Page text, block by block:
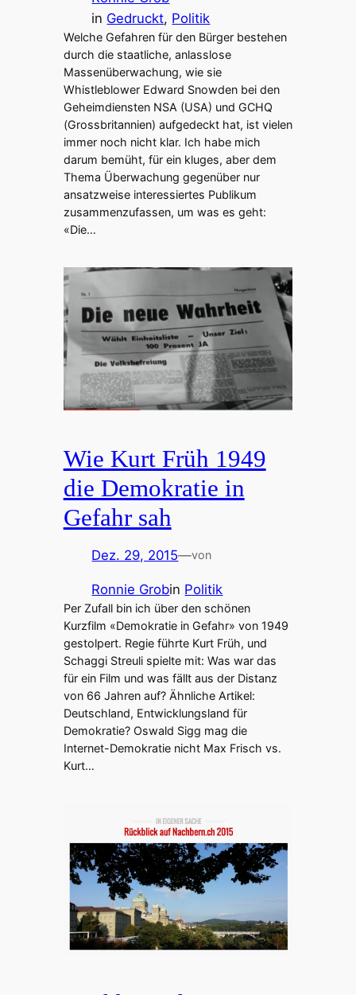
in Gedruckt, Politik
Welche Gefahren für den Bürger bestehen
durch die staatliche, anlasslose
Massenüberwachung, wie sie
Whistleblower Edward Snowden bei den
Geheimdiensten NSA (USA) und GCHQ
(Grossbritannien) aufgedeckt hat, ist vielen
immer noch nicht klar. Ich habe mich
darum bemüht, für ein kluges, aber dem
Thema Überwachung gegenüber nur
ansatzweise interessiertes Publikum
zusammenzufassen, um was es geht:
«Die…
Wie Kurt Früh 1949
die Demokratie in
Gefahr sah
Dez. 29, 2015—von
Ronnie Grobin Politik
Per Zufall bin ich über den schönen
Kurzfilm «Demokratie in Gefahr» von 1949
gestolpert. Regie führte Kurt Früh, und
Schaggi Streuli spielte mit: Was war das
für ein Film und was fällt aus der Distanz
von 66 Jahren auf? Ähnliche Artikel:
Deutschland, Entwicklungsland für
Demokratie? Oswald Sigg mag die
Internet-Demokratie nicht Max Frisch vs.
Kurt…